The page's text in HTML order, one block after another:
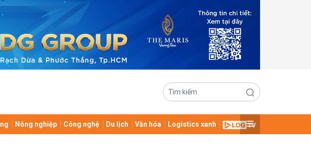
Nông nghiệp Công nghệ Du lịch Văn hóa Logistics xanh